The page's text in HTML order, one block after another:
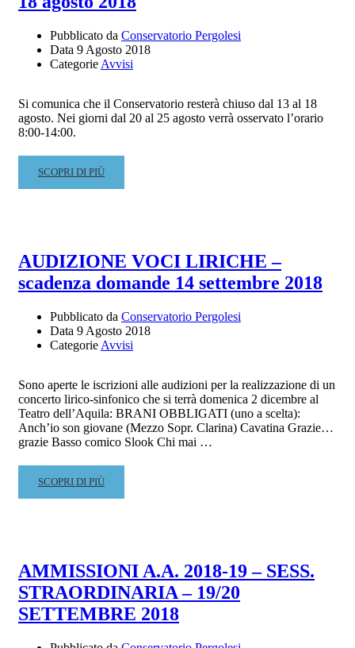
FRANCESCO
DI
ROSA
SETTEMBRE
2018
Pubblicato da Conservatorio Pergolesi
Data 9 Agosto 2018
Categorie Avvisi
Si comunica che il Conservatorio resterà chiuso dal 13 al 18
agosto. Nei giorni dal 20 al 25 agosto verrà osservato l’orario
8:00-14:00.
READ
MORE
DAL
13
18
AGOSTO
2018
SCOPRI DI PIÙ
AUDIZIONE VOCI LIRICHE –
scadenza domande 14 settembre 2018
Pubblicato da Conservatorio Pergolesi
Data 9 Agosto 2018
Categorie Avvisi
Sono aperte le iscrizioni alle audizioni per la realizzazione di un
concerto lirico-sinfonico che si terrà domenica 2 dicembre al
Teatro dell’Aquila: BRANI OBBLIGATI (uno a scelta):
Anch’io son giovane (Mezzo Sopr. Clarina) Cavatina Grazie…
grazie Basso comico Slook Chi mai …
READ
MORE
–
SCADENZA
DOMANDE
14
SCOPRI DI PIÙ
AMMISSIONI A.A. 2018-19 – SESS.
STRAORDINARIA – 19/20
SETTEMBRE 2018